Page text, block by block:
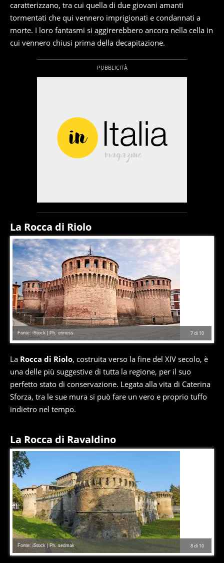
caratterizzano, tra cui quella di due giovani amanti
tormentati che qui vennero imprigionati e condannati a
morte. I loro fantasmi si aggirerebbero ancora nella cella in
cui vennero chiusi prima della decapitazione.
La Rocca di Riolo
7di 10
Fonte: iStock | Ph. ermess
La Rocca di Riolo, costruita verso la fine del XIV secolo, è
una delle più suggestive di tutta la regione, per il suo
perfetto stato di conservazione. Legata alla vita di Caterina
Sforza, tra le sue mura si può fare un vero e proprio tuffo
indietro nel tempo.
La Rocca di Ravaldino
8di 10
Fonte: iStock | Ph. sedmak